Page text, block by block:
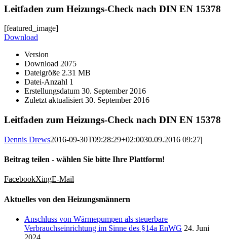
Leitfaden zum Heizungs-Check nach DIN EN 15378
[featured_image]
Download
Version
Download 2075
Dateigröße 2.31 MB
Datei-Anzahl 1
Erstellungsdatum 30. September 2016
Zuletzt aktualisiert30. September 2016
Leitfaden zum Heizungs-Check nach DIN EN 15378
Dennis Drews2016-09-30T09:28:29+02:0030.09.2016 09:27|
Beitrag teilen - wählen Sie bitte Ihre Plattform!
FacebookXingE-Mail
Aktuelles von den Heizungsmännern
Anschluss von Wärmepumpen als steuerbare
Verbrauchseinrichtung im Sinne des §14a EnWG 24. Juni
2024